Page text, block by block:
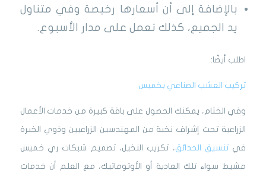
بالإضافة إلى أن أسعارها رخيصة وفي متناول
يد الجميع، كذلك تعمل على مدار الأسبوع.
اطلب أيضًا:
تركيب العشب الصناعي بخميس
وفي الختام، يمكنك الحصول على باقة كبيرة من خدمات الأعمال
الزراعية تحت إشراف نخبة من المهندسين الزراعيين وذوي الخبرة
في تنسيق الحدائق، تكريب النخيل، تصميم شبكات ري خميس
مشيط سواء تلك العادية أو الأوتوماتيك، مع العلم أن خدمات